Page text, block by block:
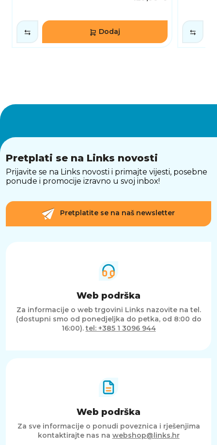
Dodaj
Pretplati se na Links novosti
Prijavite se na Links novosti i primajte vijesti, posebne
ponude i promocije izravno u svoj inbox!
Pretplatite se na naš newsletter
Web podrška
Za informacije o web trgovini Links nazovite na tel.
(dostupni smo od ponedjeljka do petka, od 8:00 do
16:00).tel: +385 1 3096 944
Web podrška
Za sve informacije o ponudi poveznica i rješenjima
kontaktirajte nas na webshop@links.hr